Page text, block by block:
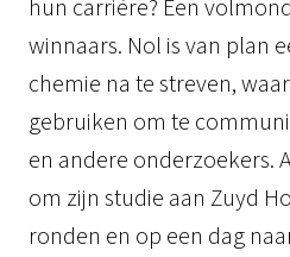
hun carrière? Een
winnaars. Nol is van plan
chemie na te streven,
gebruiken om te
en andere onderzoekers.
om zijn studie aan Zuyd
ronden en op een dag